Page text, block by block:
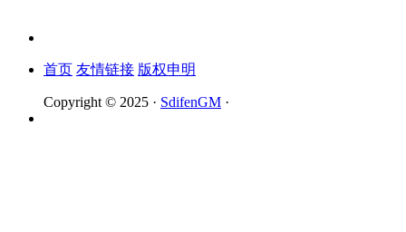
首页 友情链接 版权申明
Copyright © 2025 · SdifenGM ·